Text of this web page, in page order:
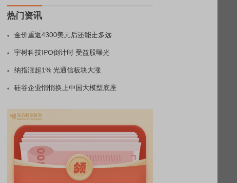
热门资讯
金价重返4300美元后还能走多远
宇树科技IPO倒计时 受益股曝光
纳指涨超1% 光通信板块大涨
硅谷企业悄悄换上中国大模型底座